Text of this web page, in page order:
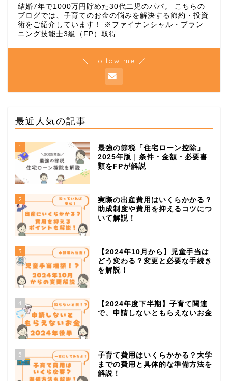
結婚7年で1000万円貯めた30代二児のパパ。 こちらの
ブログでは、子育てのお金の悩みを解決する節約・投資
術をご紹介しています！ ※ファイナンシャル・プラン
ニング技能士3級（FP）取得
＼ Follow me ／
最近人気の記事
1
最強の節税「住宅ローン控除」
2025年版｜条件・金額・必要書
類をFPが解説
2
実際の出産費用はいくらかかる？
助成制度や費用を抑えるコツにつ
いて解説！
3
【2024年10月から】児童手当は
どう変わる？変更と必要な手続き
を解説！
4
【2024年度下半期】子育て関連
で、申請しないともらえないお金
5
子育て費用はいくらかかる？大学
までの費用と具体的な準備方法を
解説！